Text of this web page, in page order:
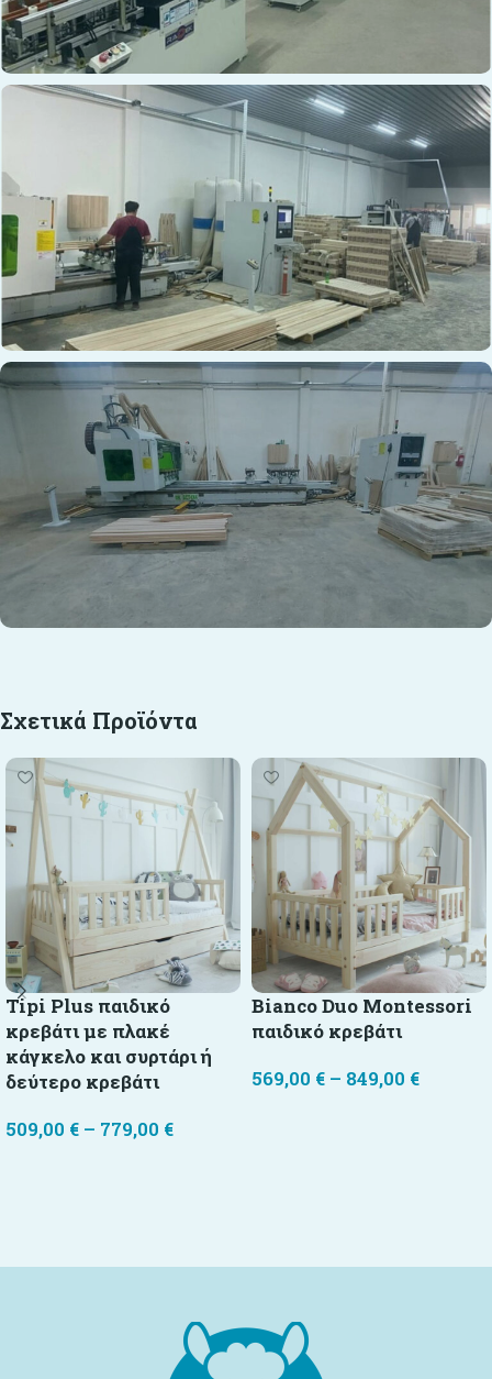
Σχετικά Προϊόντα
Tipi Plus παιδικό
κρεβάτι με πλακέ
κάγκελο και συρτάρι ή
δεύτερο κρεβάτι
509,00 € – 779,00 €
Bianco Duo Montessori
παιδικό κρεβάτι
569,00 € – 849,00 €